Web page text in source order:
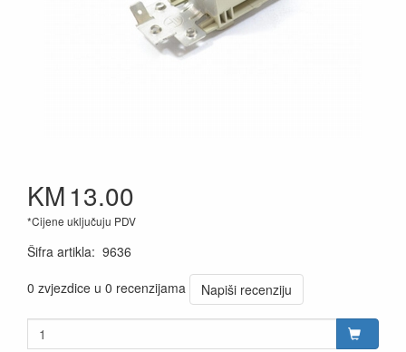
KM13.00
*Cijene uključuju PDV
Šifra artikla: 9636
0 zvjezdice u 0 recenzijama
Napiši recenziju